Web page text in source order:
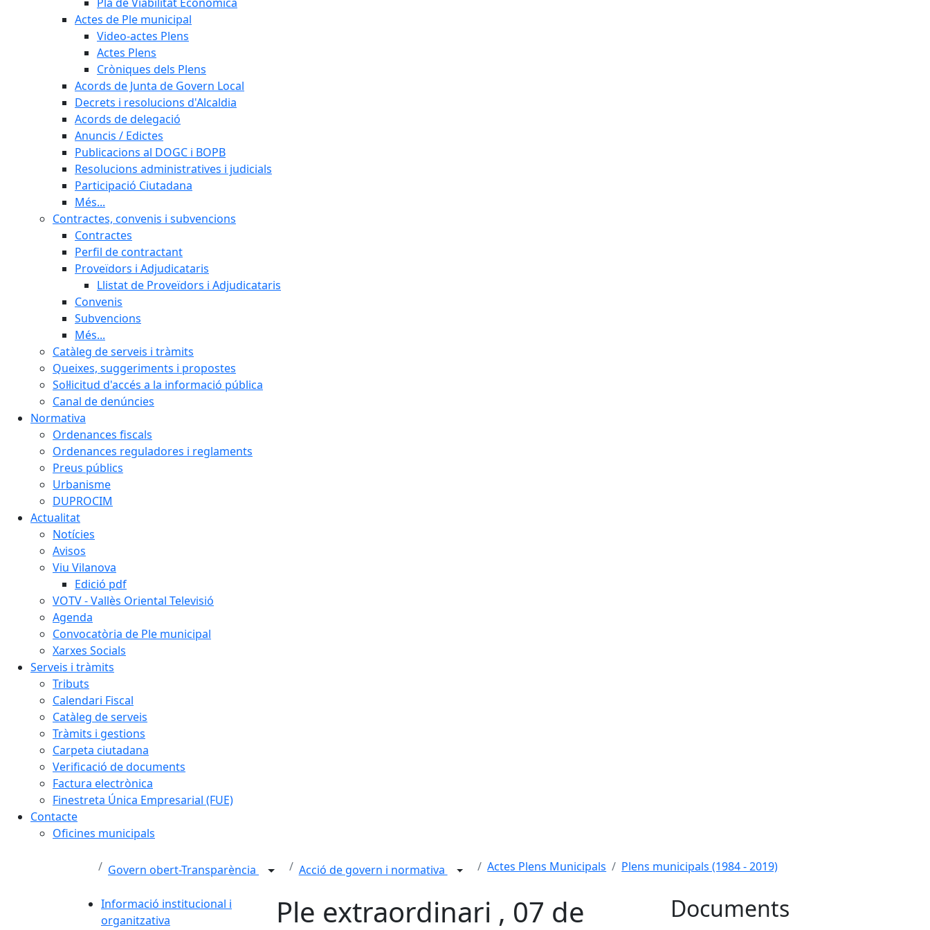
Actes de Ple municipal
Video-actes Plens
Actes Plens
Cròniques dels Plens
Acords de Junta de Govern Local
Decrets i resolucions d'Alcaldia
Acords de delegació
Anuncis / Edictes
Publicacions al DOGC i BOPB
Resolucions administratives i judicials
Participació Ciutadana
Més...
Contractes, convenis i subvencions
Contractes
Perfil de contractant
Proveïdors i Adjudicataris
Llistat de Proveïdors i Adjudicataris
Convenis
Subvencions
Més...
Catàleg de serveis i tràmits
Queixes, suggeriments i propostes
Sol·licitud d'accés a la informació pública
Canal de denúncies
Normativa
Ordenances fiscals
Ordenances reguladores i reglaments
Preus públics
Urbanisme
DUPROCIM
Actualitat
Notícies
Avisos
Viu Vilanova
Edició pdf
VOTV - Vallès Oriental Televisió
Agenda
Convocatòria de Ple municipal
Xarxes Socials
Serveis i tràmits
Tributs
Calendari Fiscal
Catàleg de serveis
Tràmits i gestions
Carpeta ciutadana
Verificació de documents
Factura electrònica
Finestreta Única Empresarial (FUE)
Contacte
Oficines municipals
Govern obert-Transparència Acció de govern i normativa Actes Plens Municipals Plens municipals (1984 - 2019)
Informació institucional i
organitzativa
Ple extraordinari , 07 de
Documents